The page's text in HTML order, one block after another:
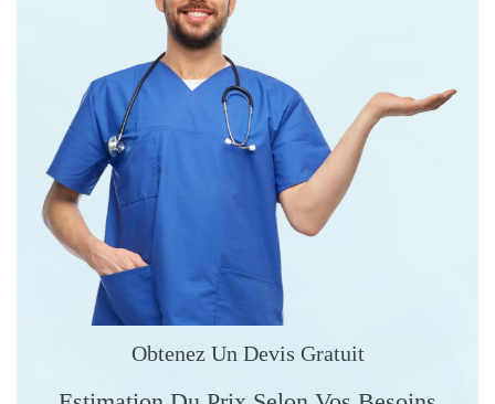
Obtenez Un Devis Gratuit